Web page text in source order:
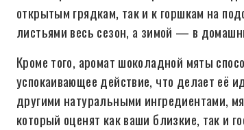
открытым грядкам, так и к горшкам на
листьями весь сезон, а зимой — в
Кроме того, аромат шоколадной мяты
успокаивающее действие, что делает её
другими натуральными ингредиентами,
который оценят как ваши близкие, так и